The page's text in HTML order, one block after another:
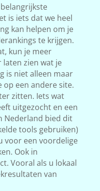
is iets dat we heel
kan helpen om je
te krijgen.
kun je meer
zien wat je
is niet alleen maar
op een andere site.
zitten. Iets wat
uitgezocht en een
Nederland bied dit
tools gebruiken)
voor een voordelige
Ook in
Vooral als u lokaal
van